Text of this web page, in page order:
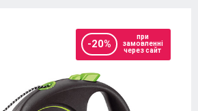
-20%
при
замовленні
через сайт